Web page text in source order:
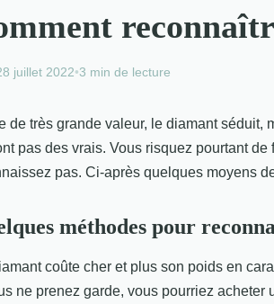
juillet 2022•3 min de lecture
de très grande valeur, le diamant
pas des vrais. Vous risquez pourtant
pas. Ci-après quelques moyens
méthodes pour
coûte cher et plus son poids en
ne prenez garde, vous pourriez acheter